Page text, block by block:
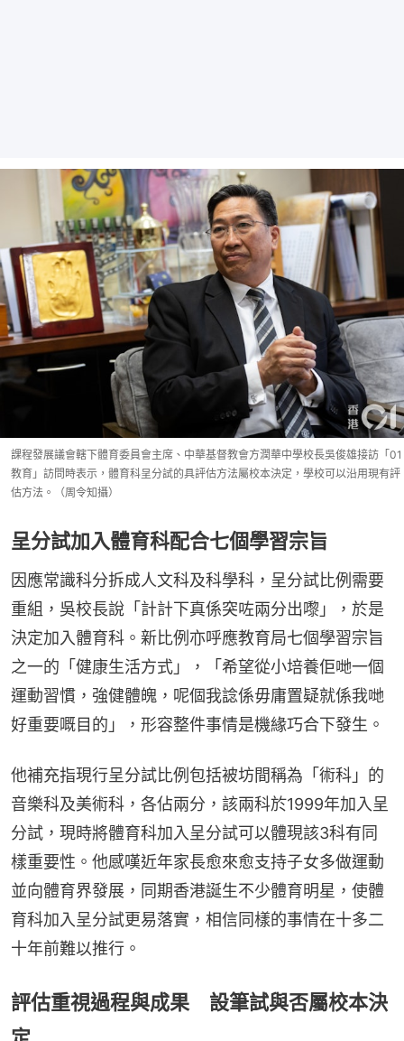
課程發展議會轄下體育委員會主席、中華基督教會方潤華中學校長吳俊雄接訪「01
教育」訪問時表示，體育科呈分試的具評估方法屬校本決定，學校可以沿用現有評
估方法。（周令知攝）
呈分試加入體育科配合七個學習宗旨
因應常識科分拆成人文科及科學科，呈分試比例需要
重組，吳校長說「計計下真係突咗兩分出嚟」，於是
決定加入體育科。新比例亦呼應教育局七個學習宗旨
之一的「健康生活方式」，「希望從小培養佢哋一個
運動習慣，強健體魄，呢個我諗係毋庸置疑就係我哋
好重要嘅目的」，形容整件事情是機緣巧合下發生。
他補充指現行呈分試比例包括被坊間稱為「術科」的
音樂科及美術科，各佔兩分，該兩科於1999年加入呈
分試，現時將體育科加入呈分試可以體現該3科有同
樣重要性。他感嘆近年家長愈來愈支持子女多做運動
並向體育界發展，同期香港誕生不少體育明星，使體
育科加入呈分試更易落實，相信同樣的事情在十多二
十年前難以推行。
評估重視過程與成果 設筆試與否屬校本決